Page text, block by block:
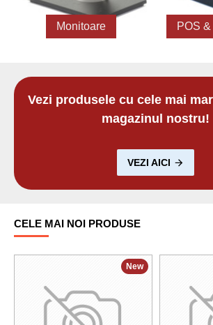
Monitoare POS
Vezi produsele cu cele mai
magazinul nostru!
VEZI AICI
CELE MAI NOI PRODUSE
New